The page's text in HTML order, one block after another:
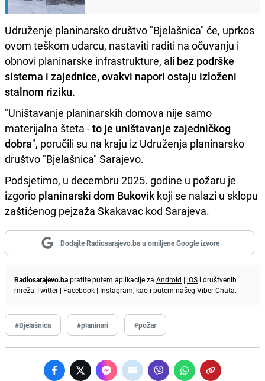
Udruženje planinarsko društvo "Bjelašnica" će, uprkos
ovom teškom udarcu, nastaviti raditi na očuvanju i
obnovi planinarske infrastrukture, ali bez podrške
sistema i zajednice, ovakvi napori ostaju izloženi
stalnom riziku.
"Uništavanje planinarskih domova nije samo
materijalna šteta -to je uništavanje zajedničkog
dobra", poručili su na kraju iz Udruženja planinarsko
društvo "Bjelašnica" Sarajevo.
Podsjetimo, u decembru 2025. godine u požaru je
izgorio planinarski dom Bukovikkoji se nalazi u sklopu
zaštićenog pejzaža Skakavac kod Sarajeva.
Dodajte Radiosarajevo.ba u omiljene Google izvore
Radiosarajevo.bapratite putem aplikacije za Android | iOS i društvenih
mreža Twitter | Facebook | Instagram, kao i putem našeg ViberChata.
#Bjelašnica #planinari #požar